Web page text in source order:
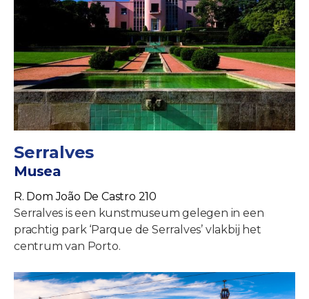
Serralves
Musea
R. Dom João De Castro 210
Serralves is een kunstmuseum gelegen in een
prachtig park ‘Parque de Serralves’ vlakbij het
centrum van Porto.